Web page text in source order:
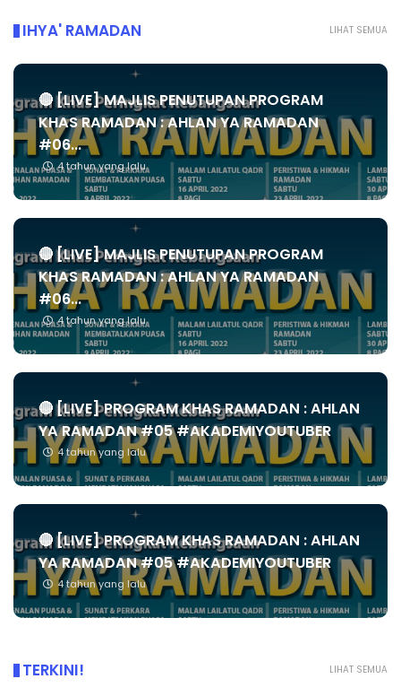
LIHAT SEMUA
IHYA' RAMADAN
🔴 [LIVE] MAJLIS PENUTUPAN PROGRAM
KHAS RAMADAN : AHLAN YA RAMADAN
#06...
4 tahun yang lalu
🔴 [LIVE] MAJLIS PENUTUPAN PROGRAM
KHAS RAMADAN : AHLAN YA RAMADAN
#06...
4 tahun yang lalu
🔴 [LIVE] PROGRAM KHAS RAMADAN : AHLAN
YA RAMADAN #05 #AKADEMIYOUTUBER
4 tahun yang lalu
🔴 [LIVE] PROGRAM KHAS RAMADAN : AHLAN
YA RAMADAN #05 #AKADEMIYOUTUBER
4 tahun yang lalu
LIHAT SEMUA
TERKINI!